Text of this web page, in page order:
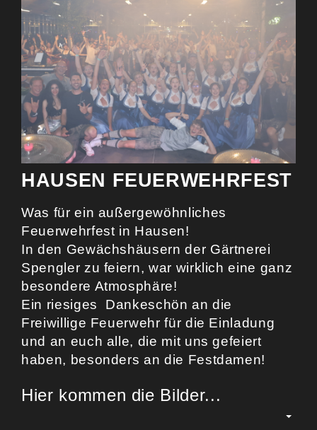
HAUSEN FEUERWEHRFEST
Was für ein außergewöhnliches
Feuerwehrfest in Hausen!
In den Gewächshäusern der Gärtnerei
Spengler zu feiern, war wirklich eine ganz
besondere Atmosphäre!
Ein riesiges Dankeschön an die
Freiwillige Feuerwehr für die Einladung
und an euch alle, die mit uns gefeiert
haben, besonders an die Festdamen!
Hier kommen die Bilder...